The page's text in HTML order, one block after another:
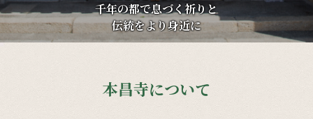
千年の都で息づく祈りと
伝統をより身近に
本昌寺について